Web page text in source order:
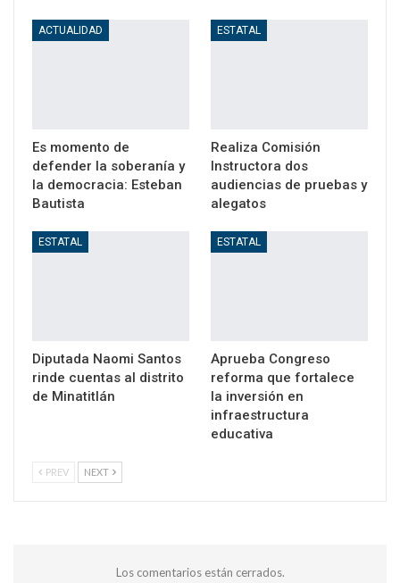
ACTUALIDAD
Es momento de
defender la soberanía y
la democracia: Esteban
Bautista
ESTATAL
Realiza Comisión
Instructora dos
audiencias de pruebas y
alegatos
ESTATAL
Diputada Naomi Santos
rinde cuentas al distrito
de Minatitlán
ESTATAL
Aprueba Congreso
reforma que fortalece
la inversión en
infraestructura
educativa
PREV NEXT
Los comentarios están cerrados.